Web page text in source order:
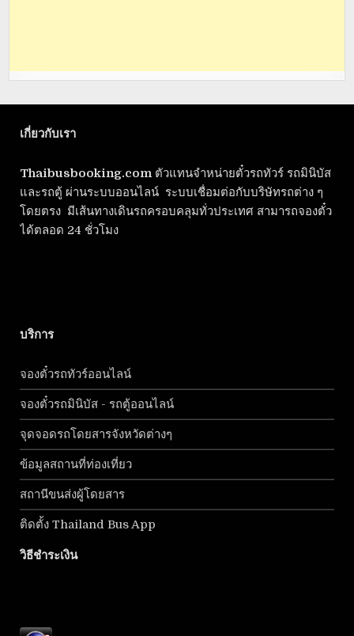
เกี่ยวกับเรา
Thaibusbooking.com ตัวแทนจำหน่ายตั๋วรถทัวร์ รถมินิบัส
และรถตู้ ผ่านระบบออนไลน์ ระบบเชื่อมต่อกับบริษัทรถต่าง ๆ
โดยตรง มีเส้นทางเดินรถครอบคลุมทั่วประเทศ สามารถจองตั๋ว
ได้ตลอด 24 ชั่วโมง
บริการ
จองตั๋วรถทัวร์ออนไลน์
จองตั๋วรถมินิบัส - รถตู้ออนไลน์
จุดจอดรถโดยสารจังหวัดต่างๆ
ข้อมูลสถานที่ท่องเที่ยว
สถานีขนส่งผู้โดยสาร
ติดตั้ง Thailand Bus App
วิธีชำระเงิน